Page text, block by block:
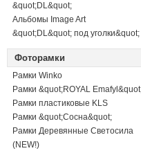
&quot;DL&quot;
Альбомы Image Art
&quot;DL&quot; под уголки&quot;
Фоторамки
Рамки Winko
Рамки &quot;ROYAL
Рамки пластиковые KLS
Рамки &quot;Сосна&quot;
Рамки Деревянные Светосила
(NEW!)